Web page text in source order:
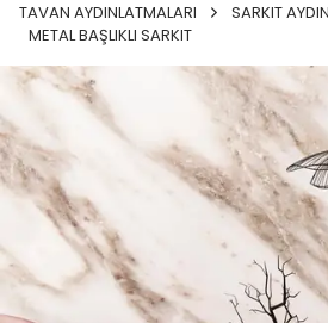
TAVAN AYDINLATMALARI
SARKIT
METAL BAŞLIKLI SARKIT